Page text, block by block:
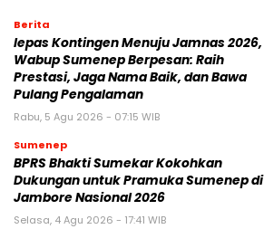
Berita
lepas Kontingen Menuju Jamnas 2026,
Wabup Sumenep Berpesan: Raih
Prestasi, Jaga Nama Baik, dan Bawa
Pulang Pengalaman
Rabu, 5 Agu 2026 - 07:15 WIB
Sumenep
BPRS Bhakti Sumekar Kokohkan
Dukungan untuk Pramuka Sumenep di
Jambore Nasional 2026
Selasa, 4 Agu 2026 - 17:41 WIB